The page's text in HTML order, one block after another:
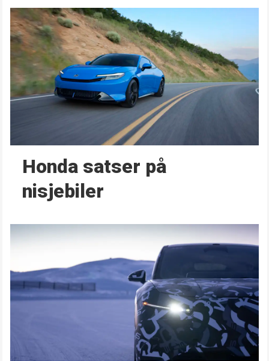
Honda satser på
nisjebiler